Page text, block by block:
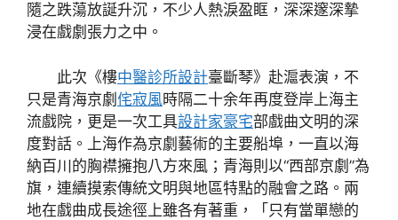
隨之跌蕩放誕升沉，不少人熱淚盈眶，深深邃深摯
浸在戲劇張力之中。
此次《樓中醫診所設計臺斷琴》赴滬表演，不
只是青海京劇 侘寂風時隔二十余年再度登岸上海主
流戲院，更是一次工具設計家豪宅部戲曲文明的深
度對話。上海作為京劇藝術的主要船埠，一直以海
納百川的胸襟擁抱八方來風；青海則以“西部京劇”為
旗，連續摸索傳統文明與地區特點的融會之路。兩
地在戲曲成長途徑上雖各有著重，「只有當單戀的